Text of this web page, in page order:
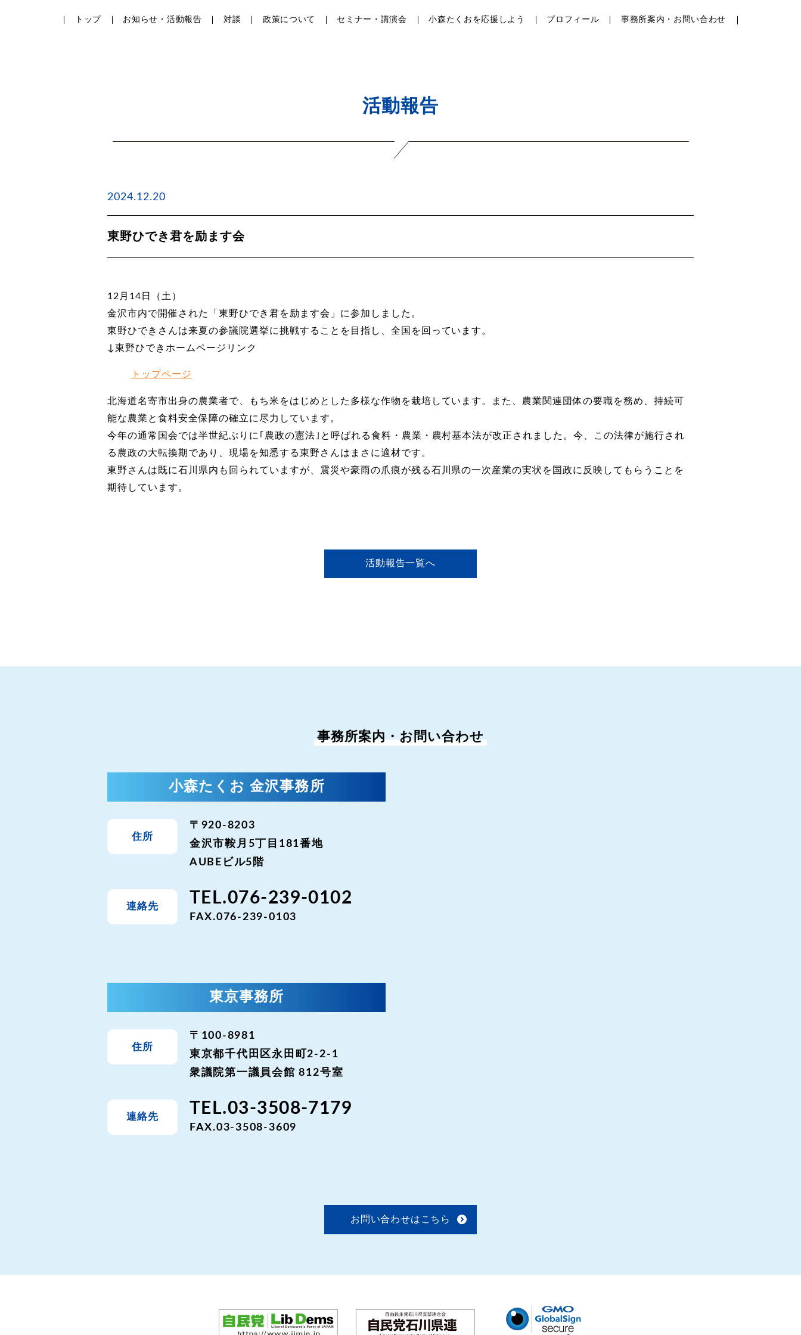
トップ お知らせ・活動報告 対談 政策について セミナー・講演会 小森たくおを応援しよう プロフィール 事務所案内・お問い合わせ
活動報告
2024.12.20
東野ひでき君を励ます会
12月14日（土）
金沢市内で開催された「東野ひでき君を励ます会」に参加しました。
東野ひできさんは来夏の参議院選挙に挑戦することを目指し、全国を回っています。
↓東野ひできホームページリンク
トップページ
北海道名寄市出身の農業者で、もち米をはじめとした多様な作物を栽培しています。また、農業関連団体の要職を務め、持続可
能な農業と食料安全保障の確立に尽力しています。
今年の通常国会では半世紀ぶりに｢農政の憲法｣と呼ばれる食料・農業・農村基本法が改正されました。今、この法律が施行され
る農政の大転換期であり、現場を知悉する東野さんはまさに適材です。
東野さんは既に石川県内も回られていますが、震災や豪雨の爪痕が残る石川県の一次産業の実状を国政に反映してもらうことを
期待しています。
活動報告一覧へ
事務所案内・お問い合わせ
小森たくお 金沢事務所
住所
〒920-8203
金沢市鞍月5丁目181番地
AUBEビル5階
連絡先 TEL.076-239-0102
FAX.076-239-0103
東京事務所
住所
〒100-8981
東京都千代田区永田町2-2-1
衆議院第一議員会館 812号室
連絡先 TEL.03-3508-7179
FAX.03-3508-3609
お問い合わせはこちら